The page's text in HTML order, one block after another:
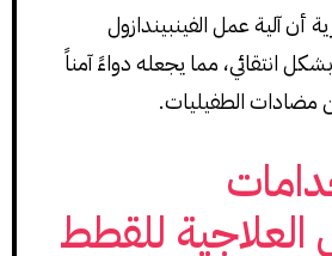
أن آلية عمل الفينبيندازول
انتقائي، مما يجعله دواءً آمناً
مضادات الطفيليات.
العلاجية للقطط